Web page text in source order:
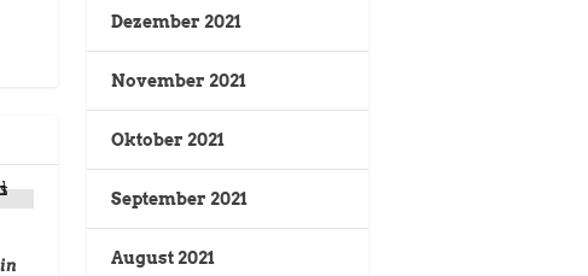
Dezember 2021
November 2021
Oktober 2021
September 2021
August 2021